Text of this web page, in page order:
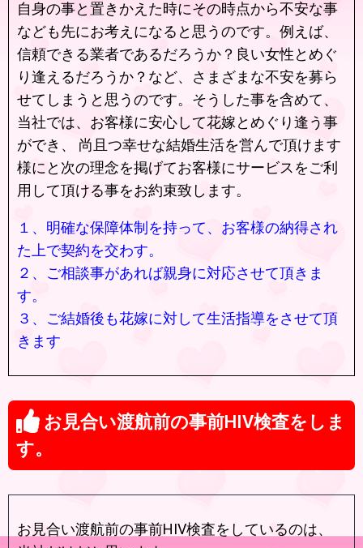
自身の事と置きかえた時にその時点から不安な事
なども先にお考えになると思うのです。例えば、
信頼できる業者であるだろうか？良い女性とめぐ
り逢えるだろうか？など、さまざまな不安を募ら
せてしまうと思うのです。そうした事を含めて、
当社では、お客様に安心して花嫁とめぐり逢う事
ができ、 尚且つ幸せな結婚生活を営んで頂けます
様にと次の理念を掲げてお客様にサービスをご利
用して頂ける事をお約束致します。
１、明確な保障体制を持って、お客様の納得され
た上で契約を交わす。
２、ご相談事があれば親身に対応させて頂きま
す。
３、ご結婚後も花嫁に対して生活指導をさせて頂
きます
お見合い渡航前の事前HIV検査をしま
す。
お見合い渡航前の事前HIV検査をしているのは、